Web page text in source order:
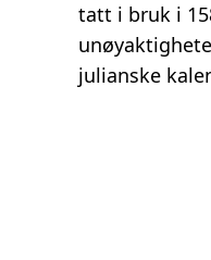
tatt i bruk i
julianske